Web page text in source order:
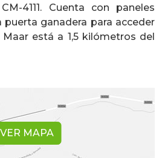
4111. Cuenta con paneles
ganadera para acceder
está a 1,5 kilómetros del
VER MAPA